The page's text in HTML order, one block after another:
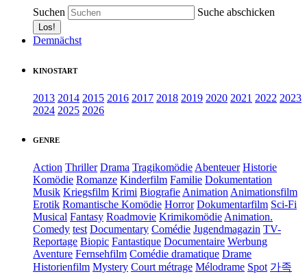
Suchen Suche abschicken
Demnächst
KINOSTART
2013 2014 2015 2016 2017 2018 2019 2020 2021 2022 2023
2024 2025 2026
GENRE
Action Thriller Drama TragikomödieAbenteuer Historie
Komödie Romanze Kinderfilm Familie Dokumentation
Musik Kriegsfilm Krimi BiografieAnimationAnimationsfilm
Erotik Romantische Komödie Horror Dokumentarfilm Sci-Fi
Musical Fantasy Roadmovie KrimikomödieAnimation.
Comedy test Documentary Comédie Jugendmagazin TV-
Reportage Biopic Fantastique Documentaire Werbung
Aventure Fernsehfilm Comédie dramatique Drame
Historienfilm Mystery Court métrage Mélodrame Spot 가족